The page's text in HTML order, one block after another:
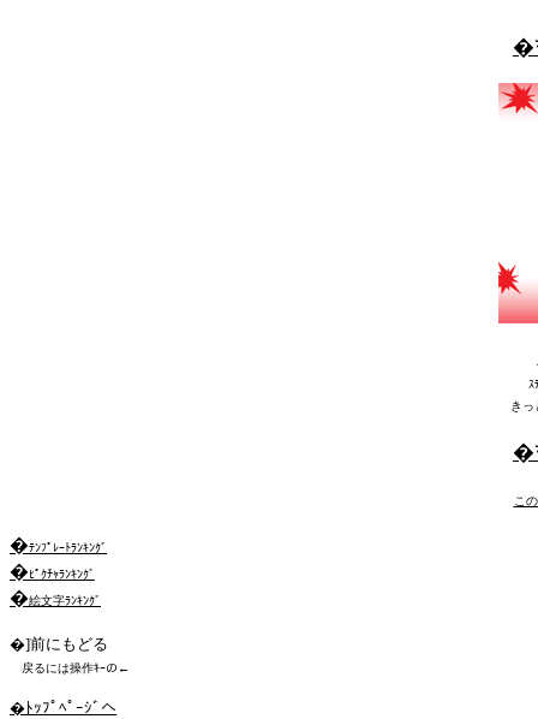
�
ｽ
き
�
こ
�ﾃﾝﾌﾟﾚｰﾄﾗﾝｷﾝｸﾞ
�ﾋﾟｸﾁｬﾗﾝｷﾝｸﾞ
�絵文字ﾗﾝｷﾝｸﾞ
�]前にもどる
戻るには操作ｷｰの←
�ﾄｯﾌﾟﾍﾟｰｼﾞへ